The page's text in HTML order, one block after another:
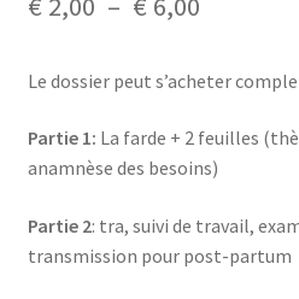
Mon compte
Mes données UPSfB
Mes commandes
Formations Externes
prix :
€ 2,00
à
€ 6,00
Le dossier peut s’acheter
Partie 1: La farde + 2 feuilles
anamnèse des besoins)
Partie 2: tra, suivi de travail,
transmission pour post-partum